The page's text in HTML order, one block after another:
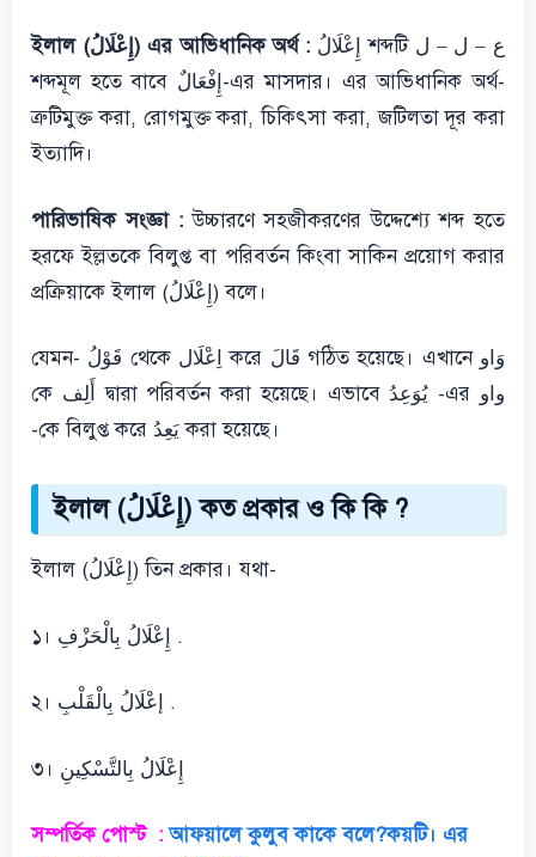
ইলাল (إِعْلَالُ) এর আভিধানিক অর্থ :
শব্দমূল হতে বাবে إِفْعَالٌ-এর মাসদার। এর আভিধানিক অর্থ-
ত্রুটিমুক্ত করা, রোগমুক্ত করা, চিকিৎসা করা, জটিলতা দূর করা
ইত্যাদি।
পারিভাষিক সংজ্ঞা :উচ্চারণে সহজীকরণের উদ্দেশ্যে শব্দ হতে
হরফে ইল্লতকে বিলুপ্ত বা পরিবর্তন কিংবা সাকিন প্রয়োগ করার
প্রক্রিয়াকে ইলাল (إِعْلَالُ) বলে।
যেমন- قَوْلُ থেকে اِعْلَال করে قَالَ গঠিত হয়েছে। এখানে وَاﻭ
কে أَلِف দ্বারা পরিবর্তন করা হয়েছে। এভাবে يُوَعِدُ -এর واو
-কে বিলুপ্ত করে يَعِدُ করা হয়েছে।
ইলাল (إِعْلَالُ) কত প্রকার ও কি কি ?
ইলাল (إِعْلَالُ) তিন প্রকার। যথা-
১। إِعْلَالُ بِالْحَزْفِ .
২। إعْلَالُ بِالْقَلْبِ .
৩। إِعْلَالُ بِالتَّسْكِينِ
সম্পর্তিক পোস্ট : আফয়ালে কুলুব কাকে বলে?কয়টি। এর